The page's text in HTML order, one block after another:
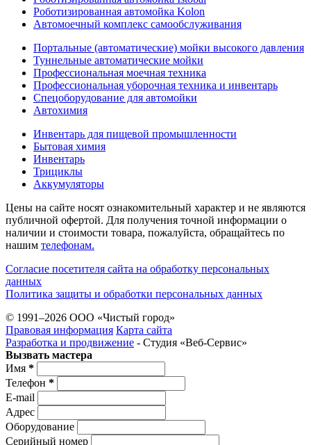
Роботизированная автомойка Kolon
Автомоечный комплекс самообслуживания
Портальные (автоматические) мойки высокого давления
Туннельные автоматические мойки
Профессиональная моечная техника
Профессиональная уборочная техника и инвентарь
Спецоборудование для автомойки
Автохимия
Инвентарь для пищевой промышленности
Бытовая химия
Инвентарь
Трициклы
Аккумуляторы
Цены на сайте носят ознакомительный характер и не являются
публичной офертой. Для получения точной информации о
наличии и стоимости товара, пожалуйста, обращайтесь по
нашим телефонам.
Согласие посетителя сайта на обработку персональных
данных
Политика защиты и обработки персональных данных
© 1991–2026 ООО «Чистый город»
Правовая информация Карта сайта
Разработка и продвижение - Студия «Веб-Cервис»
Вызвать мастера
Имя *
Телефон *
E-mail
Адрес
Оборудование
Серийный номер